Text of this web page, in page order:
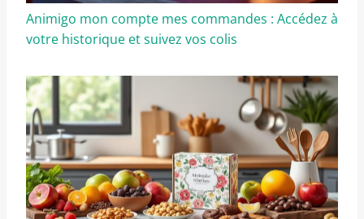
Animigo mon compte mes commandes : Accédez à
votre historique et suivez vos colis